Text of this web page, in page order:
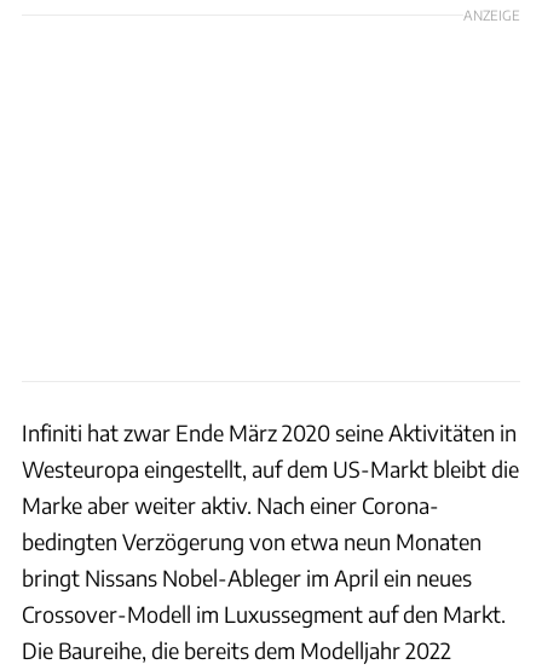
ANZEIGE
Infiniti hat zwar Ende März 2020 seine Aktivitäten in
Westeuropa eingestellt, auf dem US-Markt bleibt die
Marke aber weiter aktiv. Nach einer Corona-
bedingten Verzögerung von etwa neun Monaten
bringt Nissans Nobel-Ableger im April ein neues
Crossover-Modell im Luxussegment auf den Markt.
Die Baureihe, die bereits dem Modelljahr 2022